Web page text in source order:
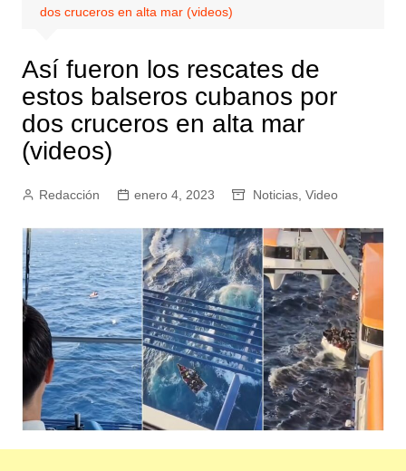
dos cruceros en alta mar (videos)
Así fueron los rescates de
estos balseros cubanos por
dos cruceros en alta mar
(videos)
Redacción enero 4, 2023 Noticias, Video